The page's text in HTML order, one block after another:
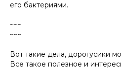
его бактериями.
~~~
~~~
Вот такие дела, дорогусики
Все такое полезное и